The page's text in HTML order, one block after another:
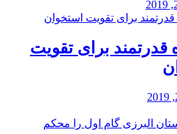
قدرتمند برای تقویت